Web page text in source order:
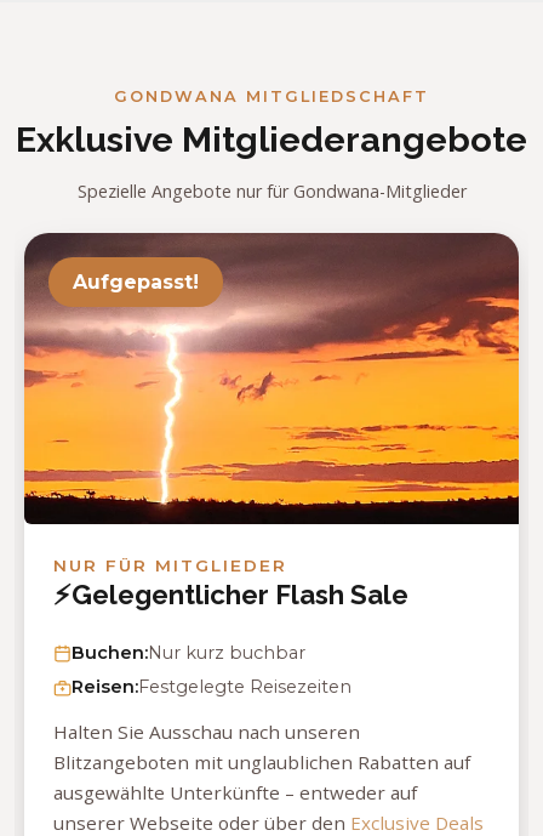
GONDWANA MITGLIEDSCHAFT
Exklusive Mitgliederangebote
Spezielle Angebote nur für Gondwana-Mitglieder
Aufgepasst!
NUR FÜR MITGLIEDER
⚡Gelegentlicher Flash Sale
Buchen:Nur kurz buchbar
Reisen:Festgelegte Reisezeiten
Halten Sie Ausschau nach unseren
Blitzangeboten mit unglaublichen Rabatten auf
ausgewählte Unterkünfte – entweder auf
unserer Webseite oder über den Exclusive Deals